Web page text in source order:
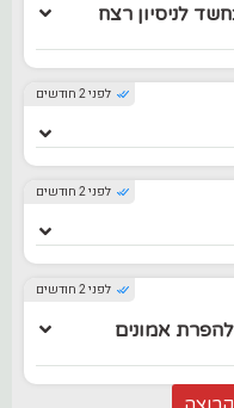
בחשד לניסיון רצח
לפני 2 חודשים
לפני 2 חודשים
לפני 2 חודשים
אמונים